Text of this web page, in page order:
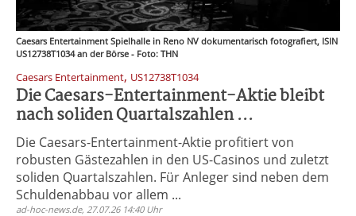
Caesars Entertainment Spielhalle in Reno NV dokumentarisch fotografiert, ISIN
US12738T1034 an der Börse - Foto: THN
Caesars Entertainment, US12738T1034
Die Caesars-Entertainment-Aktie bleibt
nach soliden Quartalszahlen ...
Die Caesars-Entertainment-Aktie profitiert von
robusten Gästezahlen in den US-Casinos und zuletzt
soliden Quartalszahlen. Für Anleger sind neben dem
Schuldenabbau vor allem ...
ad-hoc-news.de, 27.07.26 14:40 Uhr